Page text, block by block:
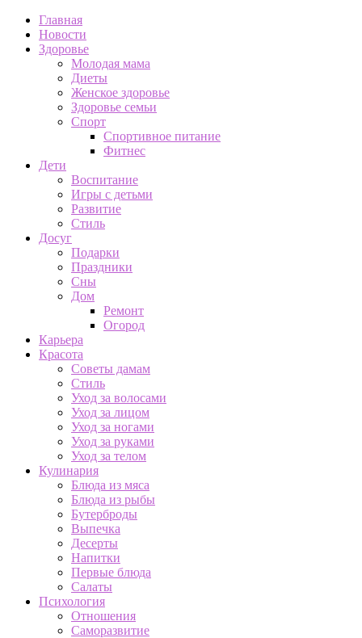
Главная
Новости
Здоровье
Молодая мама
Диеты
Женское здоровье
Здоровье семьи
Спорт
Спортивное питание
Фитнес
Дети
Воспитание
Игры с детьми
Развитие
Стиль
Досуг
Подарки
Праздники
Сны
Дом
Ремонт
Огород
Карьера
Красота
Советы дамам
Стиль
Уход за волосами
Уход за лицом
Уход за ногами
Уход за руками
Уход за телом
Кулинария
Блюда из мяса
Блюда из рыбы
Бутерброды
Выпечка
Десерты
Напитки
Первые блюда
Салаты
Психология
Отношения
Саморазвитие